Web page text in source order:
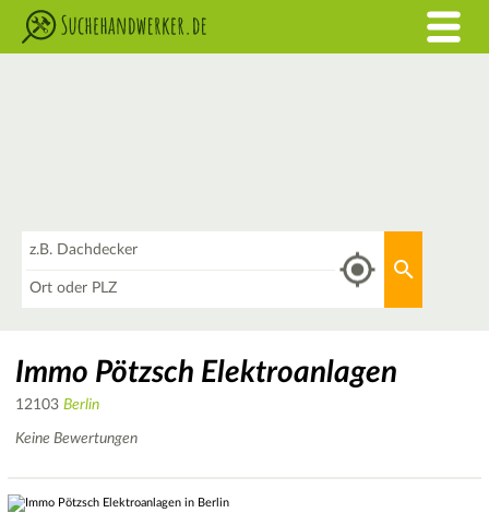
Immo Pötzsch Elektroanlagen
12103 Berlin
Keine Bewertungen